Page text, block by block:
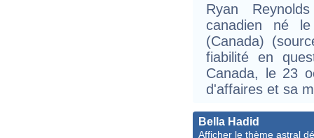
Ryan
canadien né
(Canada)
fiabilité en
Canada, le 23
d'affaires et sa
Bella Hadid
Afficher le thème astral